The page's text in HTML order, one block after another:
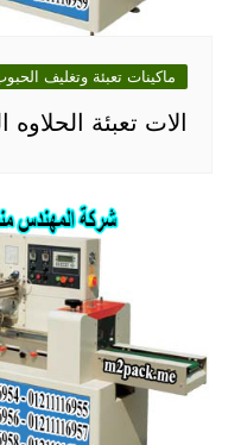
ماكينات تعبئة وتغليف
الات تعبئة الحلاوه